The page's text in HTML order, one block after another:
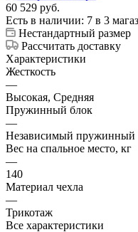
60 529 руб.
Есть в наличии: 7 в 3
Нестандартный размер
Рассчитать доставку
Характеристики
Жесткость
—
Высокая, Средняя
Пружинный блок
—
Независимый пружинный
Вес на спальное место, кг
—
140
Материал чехла
—
Трикотаж
Все характеристики